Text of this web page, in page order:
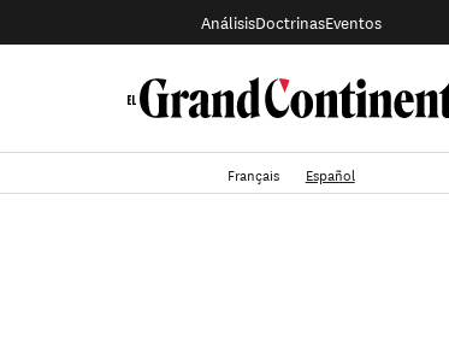
AnálisisDoctrinasEventos
Français Español